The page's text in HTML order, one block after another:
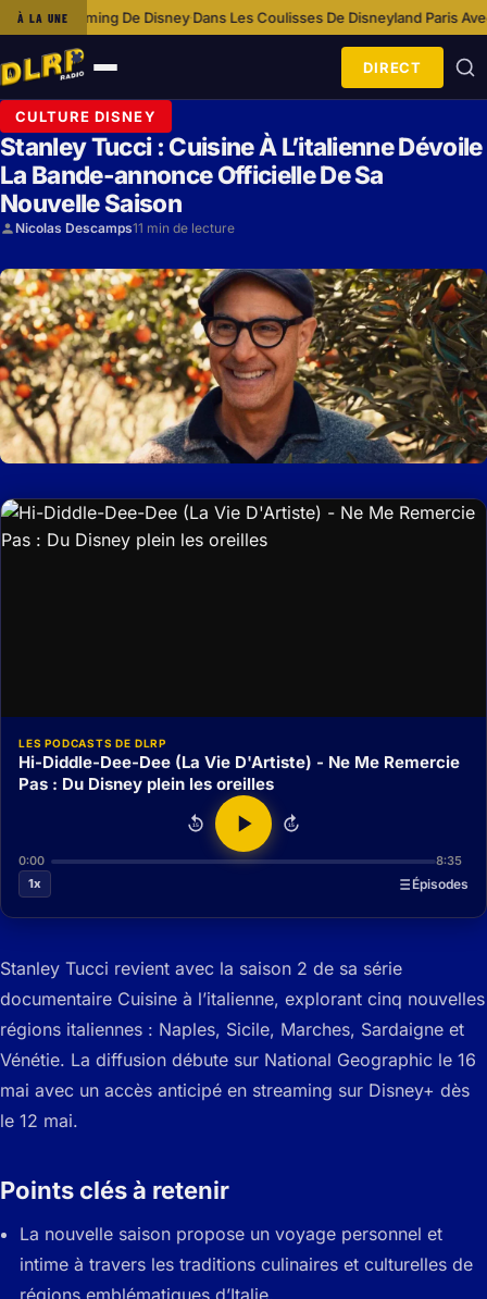
À LA UNE
Disney·Dans Les Coulisses De Disneyland Paris Avec L’équipe
Ouvrir
le
menu
DIRECT
CULTURE DISNEY
Stanley Tucci : Cuisine À L’italienne Dévoile
La Bande-annonce Officielle De Sa
Nouvelle Saison
Nicolas Descamps11 min de lecture
LES PODCASTS DE DLRP
Hi-Diddle-Dee-Dee (La Vie D'Artiste) - Ne Me Remercie
Pas : Du Disney plein les oreilles
15 15
0:00
8:35
1x
Épisodes
Stanley Tucci revient avec la saison 2 de sa série
documentaire Cuisine à l’italienne, explorant cinq nouvelles
régions italiennes : Naples, Sicile, Marches, Sardaigne et
Vénétie. La diffusion débute sur National Geographic le 16
mai avec un accès anticipé en streaming sur Disney+ dès
le 12 mai.
Points clés à retenir
La nouvelle saison propose un voyage personnel et
intime à travers les traditions culinaires et culturelles de